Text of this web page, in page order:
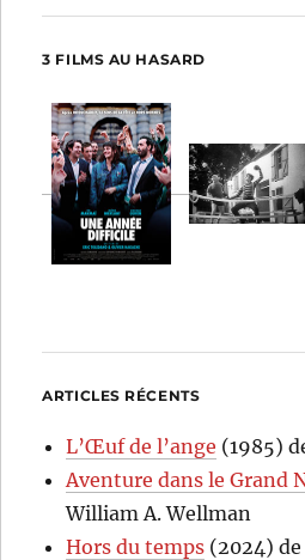
3 FILMS AU HASARD
ARTICLES RÉCENTS
L’Œuf de l’ange (1985)
Aventure dans le Grand
William A. Wellman
Hors du temps (2024) de